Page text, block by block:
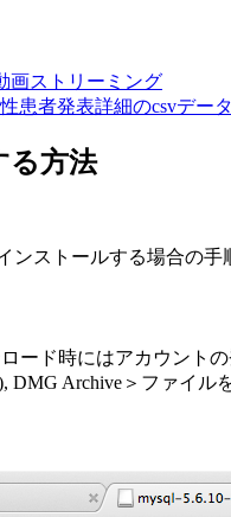
画ストリーミング
患者発表詳細のcsvデー
る方法
ストールする場合の手
ード時にはアカウント
DMG Archive＞ファイル